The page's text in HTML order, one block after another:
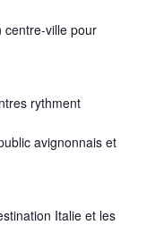
centre-ville pour
rythment
avignonnais et
Italie et les